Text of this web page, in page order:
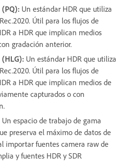
(PQ): Un estándar HDR que utiliza
Útil para los flujos de
a HDR que implican medios
gradación anterior.
(HLG): Un estándar HDR que utiliza
Útil para los flujos de
a HDR que implican medios de
capturados o con
Un espacio de trabajo de gama
preserva el máximo de datos de
importar fuentes camera raw de
y fuentes HDR y SDR